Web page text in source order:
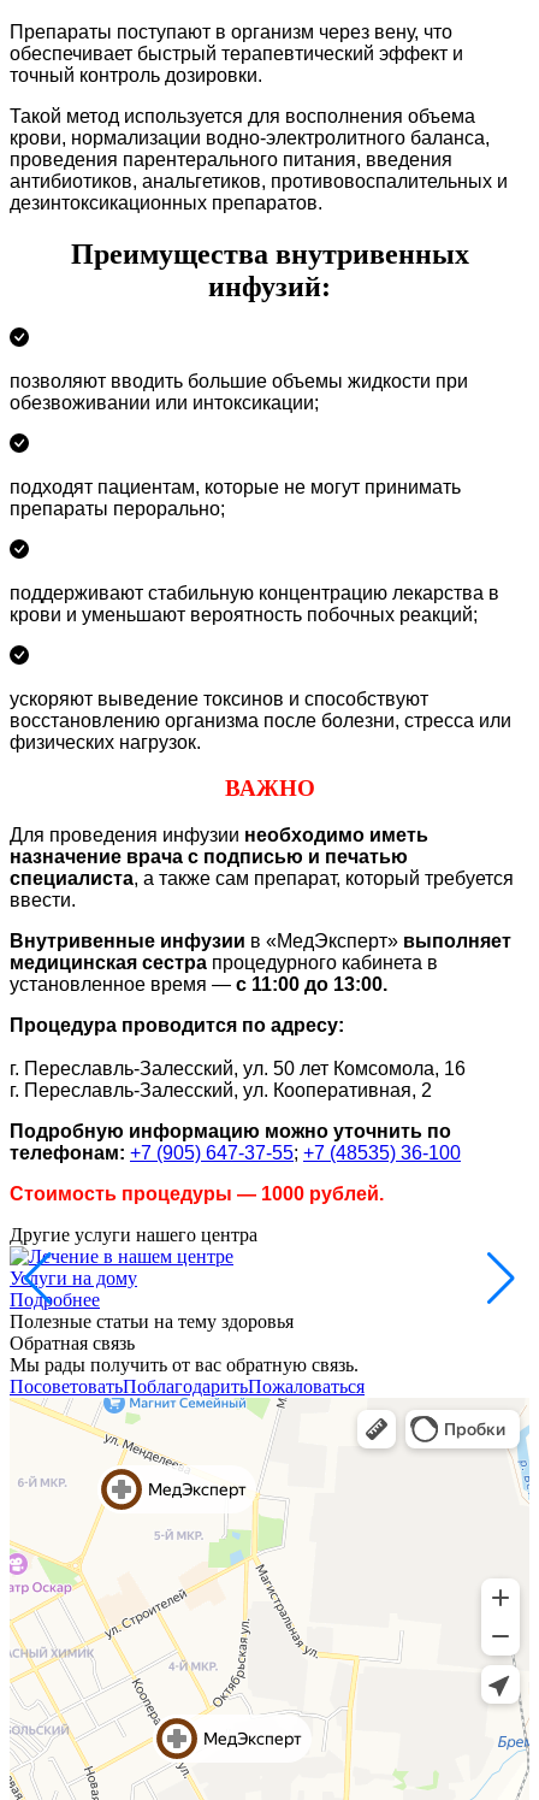
Препараты поступают в организм через вену, что
обеспечивает быстрый терапевтический эффект и
точный контроль дозировки.
Такой метод используется для восполнения объема
крови, нормализации водно-электролитного баланса,
проведения парентерального питания, введения
антибиотиков, анальгетиков, противовоспалительных и
дезинтоксикационных препаратов.
Преимущества внутривенных
инфузий:
позволяют вводить большие объемы жидкости при
обезвоживании или интоксикации;
подходят пациентам, которые не могут принимать
препараты перорально;
поддерживают стабильную концентрацию лекарства в
крови и уменьшают вероятность побочных реакций;
ускоряют выведение токсинов и способствуют
восстановлению организма после болезни, стресса или
физических нагрузок.
ВАЖНО
Для проведения инфузии необходимо иметь
назначение врача с подписью и печатью
специалиста, а также сам препарат, который требуется
ввести.
Внутривенные инфузии в «МедЭксперт» выполняет
медицинская сестра процедурного кабинета в
установленное время — с 11:00 до 13:00.
Процедура проводится по адресу:
г. Переславль-Залесский, ул. 50 лет Комсомола, 16
г. Переславль-Залесский, ул. Кооперативная, 2
Подробную информацию можно уточнить по
телефонам: +7 (905) 647-37-55; +7 (48535) 36-100
Стоимость процедуры — 1000 рублей.
Другие услуги нашего центра
Услуги на дому
Подробнее
Полезные статьи на тему здоровья
Обратная связь
Мы рады получить от вас обратную связь.
ПосоветоватьПоблагодаритьПожаловаться